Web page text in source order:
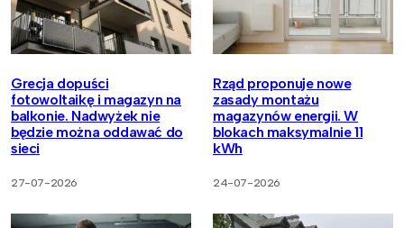
Grecja dopuści
fotowoltaikę i magazyn na
balkonie. Nadwyżek nie
będzie można oddawać do
sieci
27-07-2026
Rząd proponuje nowe
zasady montażu
magazynów energii. W
blokach maksymalnie 11
kWh
24-07-2026